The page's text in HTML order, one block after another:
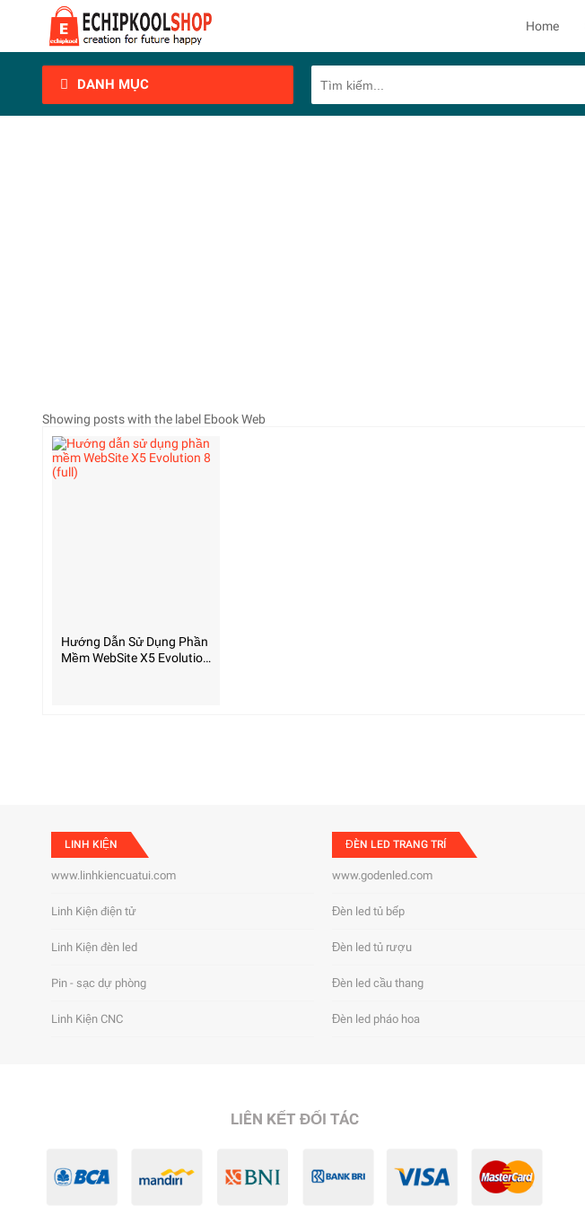
Home
DANH MỤC
Showing posts with the label Ebook Web
Hướng Dẫn Sử Dụng Phần
Mềm WebSite X5 Evolution
LINH KIỆN
www.linhkiencuatui.com
Linh Kiện điện tử
Linh Kiện đèn led
Pin - sạc dự phòng
Linh Kiện CNC
ĐÈN LED TRANG TRÍ
www.godenled.com
Đèn led tủ bếp
Đèn led tủ rượu
Đèn led cầu thang
Đèn led pháo hoa
LIÊN KẾT ĐỐI TÁC